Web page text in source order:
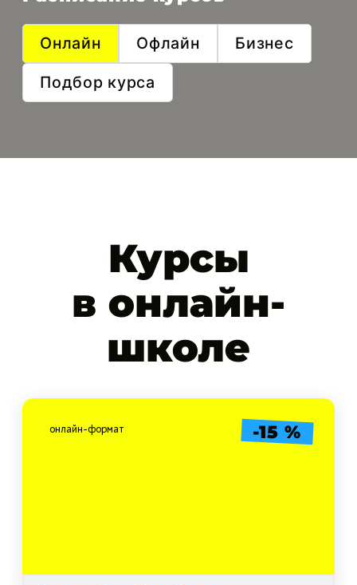
Онлайн Офлайн Бизнес
Подбор курса
Курсы
в онлайн-
школе
онлайн-формат -15 %